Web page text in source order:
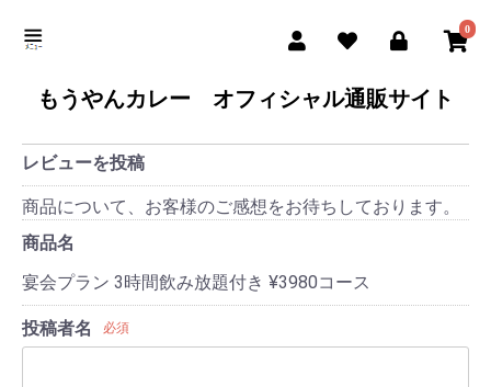
0
もうやんカレー オフィシャル通販サイト
レビューを投稿
商品について、お客様のご感想をお待ちしております。
商品名
宴会プラン 3時間飲み放題付き ¥3980コース
投稿者名 必須